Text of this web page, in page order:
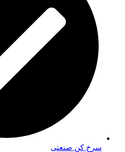
سرخ کن صنعتی